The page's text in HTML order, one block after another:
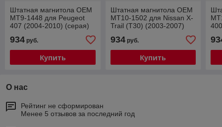
Штатная магнитола OEM
MT9-1448 для Peugeot
407 (2004-2010) (серая)
934 руб.
Купить
Штатная магнитола OEM
MT10-1502 для Nissan X-
Trail (T30) (2003-2007)
CarPlay
934руб.
Купить
О нас
Рейтинг не сформирован
Менее 5 отзывов за последний год